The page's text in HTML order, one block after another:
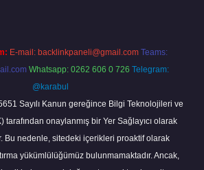
E-mail: backlinkpaneli@gmail.com Teams:
Whatsapp: 0262 606 0 726 Telegram:
@karabul
Sayılı Kanun gereğince Bilgi Teknolojileri ve
tarafından onaylanmış bir Yer Sağlayıcı olarak
Bu nedenle, sitedeki içerikleri proaktif olarak
yükümlülüğümüz bulunmamaktadır. Ancak,